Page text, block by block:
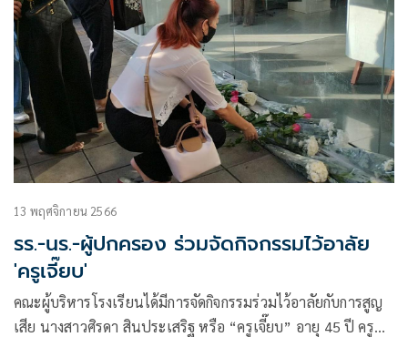
13 พฤศจิกายน 2566
รร.-นร.-ผู้ปกครอง ร่วมจัดกิจกรรมไว้อาลัย
'ครูเจี๊ยบ'
คณะผู้บริหารโรงเรียนได้มีการจัดกิจกรรมร่วมไว้อาลัยกับการสูญ
เสีย นางสาวศิรดา สินประเสริฐ หรือ “ครูเจี๊ยบ” อายุ 45 ปี ครู